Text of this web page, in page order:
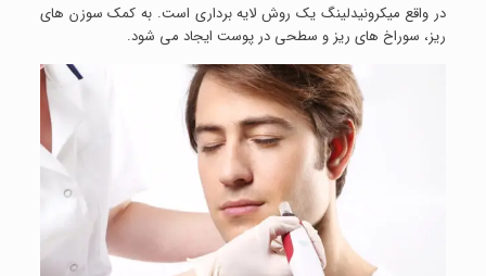
در واقع میکرونیدلینگ یک روش لایه برداری است. به کمک سوزن های
ریز، سوراخ های ریز و سطحی در پوست ایجاد می شود.